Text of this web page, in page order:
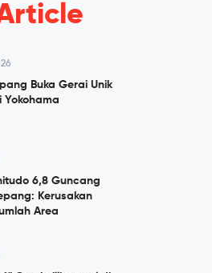
Buka Gerai Unik
Yokohama
6,8 Guncang
Kerusakan
Area